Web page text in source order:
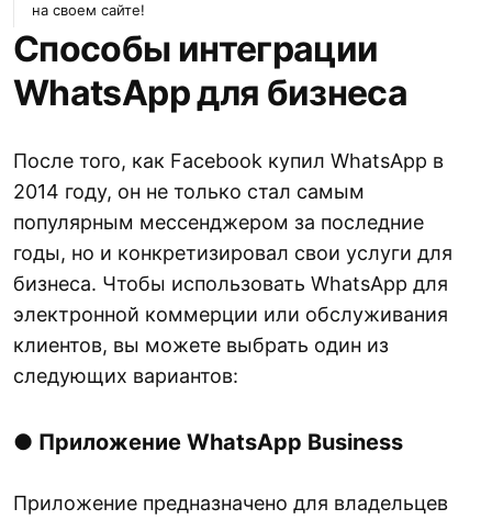
Способы интеграции
WhatsApp для бизнеса
После того, как Facebook купил WhatsApp в
2014 году, он не только стал самым
популярным мессенджером за последние
годы, но и конкретизировал свои услуги для
бизнеса. Чтобы использовать WhatsApp для
электронной коммерции или обслуживания
клиентов, вы можете выбрать один из
следующих вариантов:
● Приложение WhatsApp Business
Приложение предназначено для владельцев
на своем сайте!